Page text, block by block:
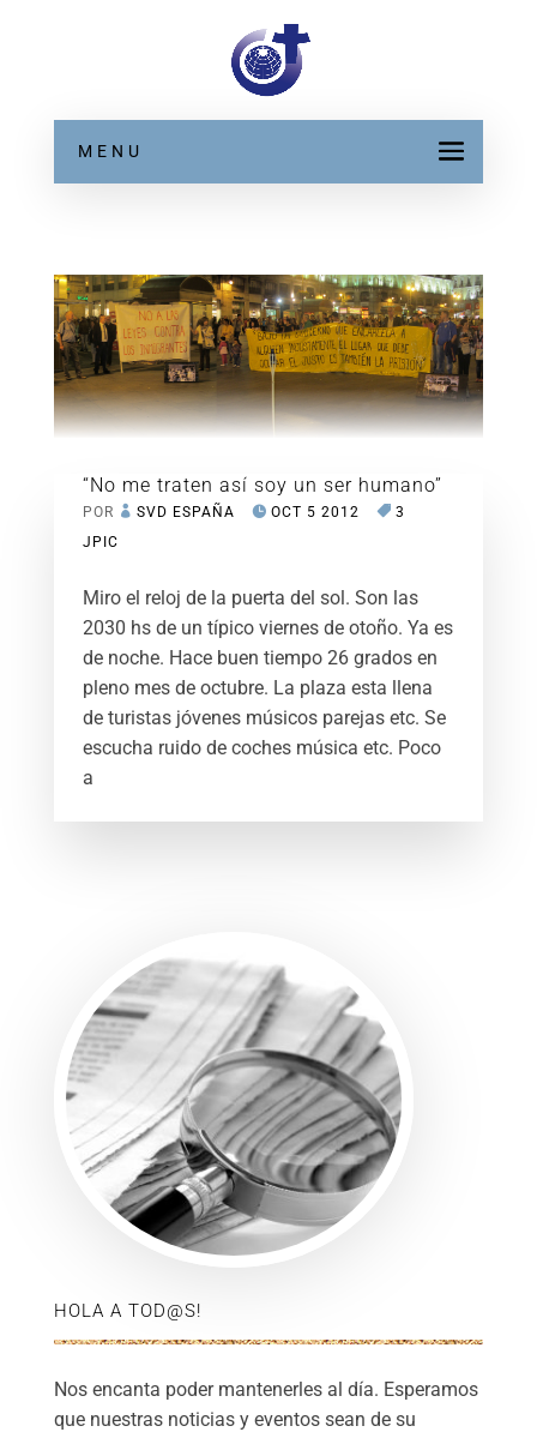
MENU
“No me traten así soy un ser humano”
POR SVD ESPAÑA OCT 5 2012
3
JPIC
Miro el reloj de la puerta del sol. Son las
2030 hs de un típico viernes de otoño. Ya es
de noche. Hace buen tiempo 26 grados en
pleno mes de octubre. La plaza esta llena
de turistas jóvenes músicos parejas etc. Se
escucha ruido de coches música etc. Poco
a
HOLA A TOD@S!
Nos encanta poder mantenerles al día. Esperamos
que nuestras noticias y eventos sean de su